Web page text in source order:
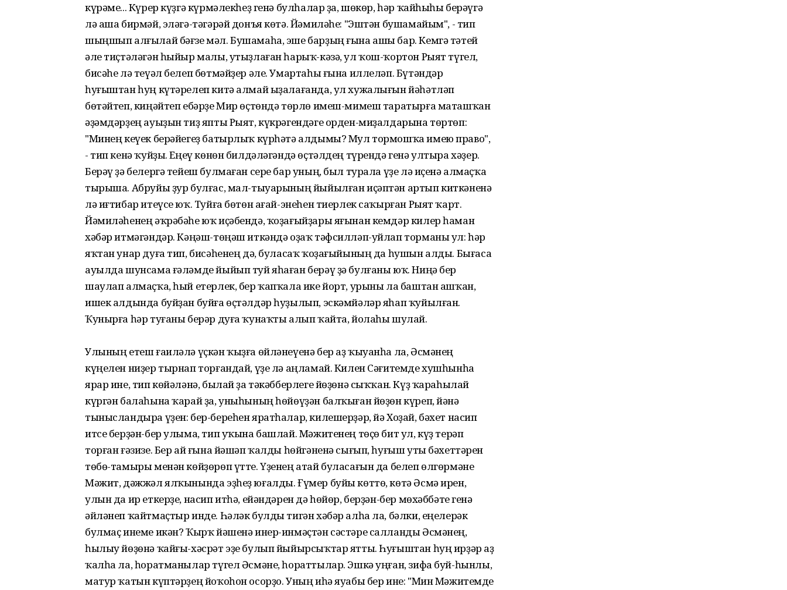
күрәме... Күрер күҙгә күрмәлекһеҙ генә булһалар ҙа, шөкөр, һәр ҡайһыһы берәүгә
лә аша бирмәй, эләгә-тәгәрәй донъя көтә. Йәмиләһе: "Эштән бушамайым", - тип
шыңшып алғылай бәғзе мәл. Бушамаһа, эше барҙың ғына ашы бар. Кемгә тәтей
әле тиҫтәләгән һыйыр малы, утыҙлаған һарыҡ-кәзә, ул ҡош-ҡортон Рыят түгел,
бисәһе лә теүәл белеп бөтмәйҙер әле. Умартаһы ғына иллеләп. Бүтәндәр
һуғыштан һуң күтәрелеп китә алмай ыҙалағанда, ул хужалығын йәһәтләп
бөтәйтеп, киңәйтеп ебәрҙе Мир өҫтөндә төрлө имеш-мимеш таратырға маташҡан
әҙәмдәрҙең ауыҙын тиҙ япты Рыят, күкрәгендәге орден-миҙалдарына төртөп:
"Минең кеүек берәйегеҙ батырлыҡ күрһәтә алдымы? Мул тормошҡа имею право",
- тип кенә ҡуйҙы. Еңеү көнөн билдәләгәндә өҫтәлдең түрендә генә ултыра хәҙер.
Берәү ҙә белергә тейеш булмаған сере бар уның, был турала үҙе лә иҫенә алмаҫҡа
тырыша. Абруйы ҙур булғас, мал-тыуарының йыйылған иҫәптән артып киткәненә
лә иғтибар итеүсе юҡ. Туйға бөтөн ағай-энеһен тиерлек саҡырған Рыят ҡарт.
Йәмиләһенең әҡрәбәһе юҡ иҫәбендә, ҡоҙағыйҙары яғынан кемдәр килер һаман
хәбәр итмәгәндәр. Кәңәш-төңәш иткәндә оҙаҡ тәфсилләп-уйлап торманы ул: һәр
яҡтан унар дуға тип, бисәһенең дә, буласаҡ ҡоҙағыйының да һушын алды. Бығаса
ауылда шунсама ғәләмде йыйып туй яһаған берәү ҙә булғаны юҡ. Ниңә бер
шаулап алмаҫҡа, һый етерлек, бер ҡапҡала ике йорт, урыны ла баштан ашҡан,
ишек алдында буйҙан буйға өҫтәлдәр һуҙылып, эскәмйәләр яһап ҡуйылған.
Ҡунырға һәр туғаны берәр дуға ҡунаҡты алып ҡайта, йолаһы шулай.
Улының етеш ғаиләлә үҫкән ҡыҙға өйләнеүенә бер аҙ ҡыуанһа ла, Әсмәнең
күңелен ниҙер тырнап торғандай, үҙе лә аңламай. Килен Сәғитемде хушһынһа
ярар ине, тип көйәләнә, былай ҙа тәкәбберлеге йөҙөнә сыҡҡан. Күҙ ҡараһылай
күргән балаһына ҡарай ҙа, уныһының һөйөүҙән балҡыған йөҙөн күреп, йәнә
тынысландыра үҙен: бер-береһен яратһалар, килешерҙәр, йә Хоҙай, бәхет насип
итсе берҙән-бер улыма, тип уҡына башлай. Мәжитенең төҫө бит ул, күҙ терәп
торған ғәзизе. Бер ай ғына йәшәп ҡалды һөйгәненә сығып, һуғыш уты бәхеттәрен
төбө-тамыры менән көйҙөрөп үтте. Үҙенең атай буласағын да белеп өлгөрмәне
Мәжит, дәжжәл ялҡынында эҙһеҙ юғалды. Ғүмер буйы көттө, көтә Әсмә ирен,
улын да ир еткерҙе, насип итһә, ейәндәрен дә һөйөр, берҙән-бер мөхәббәте генә
әйләнеп ҡайтмаҫтыр инде. Һәләк булды тигән хәбәр алһа ла, бәлки, еңелерәк
булмаҫ инеме икән? Ҡырҡ йәшенә инер-инмәҫтән сәстәре салланды Әсмәнең,
һылыу йөҙөнә ҡайғы-хәсрәт эҙе булып йыйырсыҡтар ятты. Һуғыштан һуң ирҙәр аҙ
ҡалһа ла, һоратманылар түгел Әсмәне, һораттылар. Эшкә уңған, зифа буй-һынлы,
матур ҡатын күптәрҙең йоҡоһон осорҙо. Уның иһә яуабы бер ине: "Мин Мәжитемде